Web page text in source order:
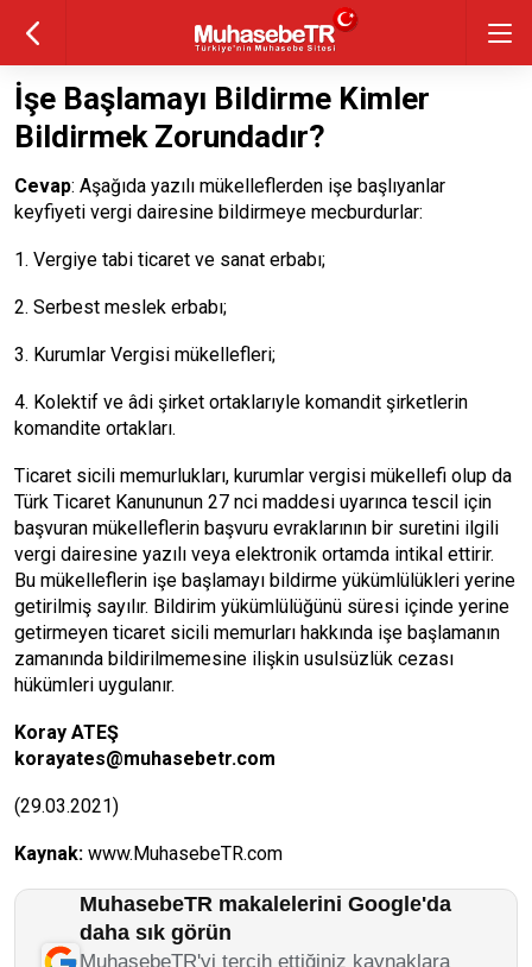
İşe Başlamayı Bildirme Kimler
Bildirmek Zorundadır?
Cevap: Aşağıda yazılı mükelleflerden işe başlıyanlar
keyfiyeti vergi dairesine bildirmeye mecburdurlar:
1. Vergiye tabi ticaret ve sanat erbabı;
2. Serbest meslek erbabı;
3. Kurumlar Vergisi mükellefleri;
4. Kolektif ve âdi şirket ortaklarıyle komandit şirketlerin
komandite ortakları.
Ticaret sicili memurlukları, kurumlar vergisi mükellefi olup da
Türk Ticaret Kanununun 27 nci maddesi uyarınca tescil için
başvuran mükelleflerin başvuru evraklarının bir suretini ilgili
vergi dairesine yazılı veya elektronik ortamda intikal ettirir.
Bu mükelleflerin işe başlamayı bildirme yükümlülükleri yerine
getirilmiş sayılır. Bildirim yükümlülüğünü süresi içinde yerine
getirmeyen ticaret sicili memurları hakkında işe başlamanın
zamanında bildirilmemesine ilişkin usulsüzlük cezası
hükümleri uygulanır.
Koray ATEŞ
korayates@muhasebetr.com
(29.03.2021)
Kaynak: www.MuhasebeTR.com
MuhasebeTR makalelerini Google'da
daha sık görün
MuhasebeTR'yi tercih ettiğiniz kaynaklara